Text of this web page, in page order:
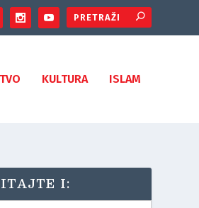
KULTURA ISLAM
I: